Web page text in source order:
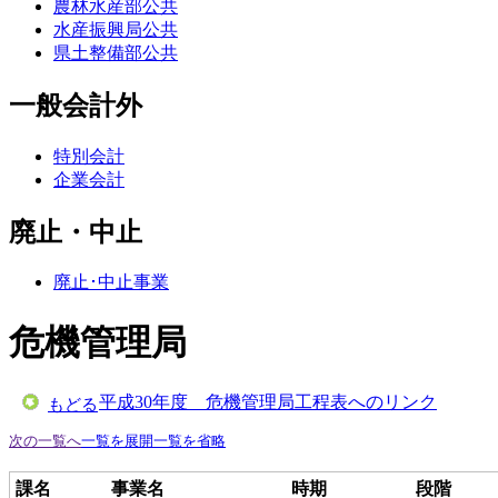
農林水産部公共
水産振興局公共
県土整備部公共
一般会計外
特別会計
企業会計
廃止・中止
廃止･中止事業
危機管理局
もどる平成30年度 危機管理局工程表へのリンク
次の一覧へ一覧を展開一覧を省略
課名 事業名 時期 段階